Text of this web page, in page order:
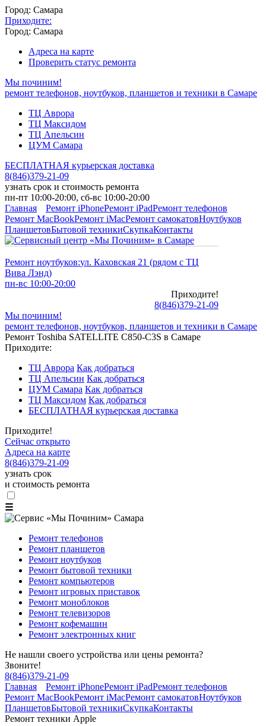
Город: Самара
Приходите:
Город: Самара
Адреса на карте
Проверить статус ремонта
Мы починим!
ремонт телефонов, ноутбуков, планшетов и техники в Самаре
ТЦ Аврора
ТЦ Максидом
ТЦ Апельсин
ЦУМ Самара
БЕСПЛАТНАЯ курьерская доставка
8(846)379-21-09
узнать срок и стоимость ремонта
пн-пт 10:00-20:00, сб-вс 10:00-20:00
Главная
Ремонт iPhoneРемонт iPadРемонт телефонов
Ремонт MacBookРемонт iMacРемонт самокатовНоутбуков
ПланшетовБытовой техникиСкупкаКонтакты
Ремонт ноутбуков:ул. Каховская 21 (рядом с ТЦ
Вива Лэнд)
пн-вс 10:00-20:00
Приходите!
8(846)379-21-09
Мы починим!
ремонт телефонов, ноутбуков, планшетов и техники в Самаре
Ремонт Toshiba SATELLITE C850-C3S в Самаре
Приходите:
ТЦ Аврора Как добраться
ТЦ Апельсин Как добраться
ЦУМ Самара Как добраться
ТЦ Максидом Как добраться
БЕСПЛАТНАЯ курьерская доставка
Приходите!
Сейчас открыто
Адреса на карте
8(846)379-21-09
узнать срок
и стоимость ремонта
☰
Ремонт телефонов
Ремонт планшетов
Ремонт ноутбуков
Ремонт бытовой техники
Ремонт компьютеров
Ремонт игровых приставок
Ремонт моноблоков
Ремонт телевизоров
Ремонт кофемашин
Ремонт электронных книг
Не нашли своего устройства или цены ремонта?
Звоните!
8(846)379-21-09
Главная
Ремонт iPhoneРемонт iPadРемонт телефонов
Ремонт MacBookРемонт iMacРемонт самокатовНоутбуков
ПланшетовБытовой техникиСкупкаКонтакты
Ремонт техники Apple